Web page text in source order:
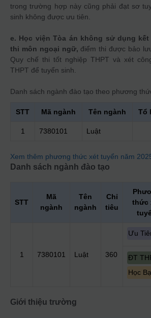
trong trường hợp này cũng phải đạt sơ
sinh không được ưu tiên.
e. Học viện Tòa án không sử dụng
thi môn ngoại ngữ, điểm thi được bảo
Quy chế thi tốt nghiệp THPT và xét
THPT để tuyển sinh.
Danh sách ngành đào tạo theo phương
STT Mã ngành Tên ngành Tổ
1 7380101 Luật
Xem thêm phương thức xét tuyển năm
Danh sách ngành đào tạo
STT
Mã
ngành
Tên
ngành
Chỉ
tiêu
thức
1 7380101 Luật 360
Ưu
ĐT
Học Bạ
Giới thiệu trường